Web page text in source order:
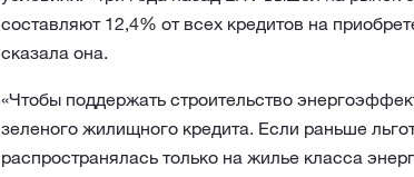
составляют 12,4% от всех кредитов на
сказала она.
«Чтобы поддержать строительство
зеленого жилищного кредита. Если раньше
распространялась только на жилье класса